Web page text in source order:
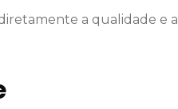
a qualidade e a